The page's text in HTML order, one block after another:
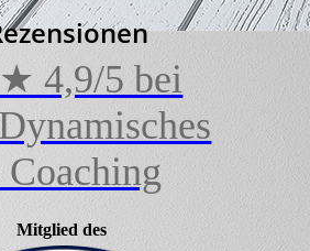
5 bei
Mitglied des